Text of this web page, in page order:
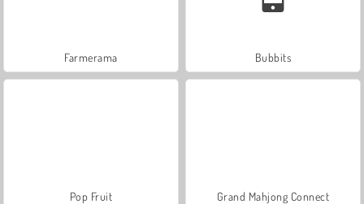
Farmerama Bubbits
Pop Fruit Grand Mahjong Connect